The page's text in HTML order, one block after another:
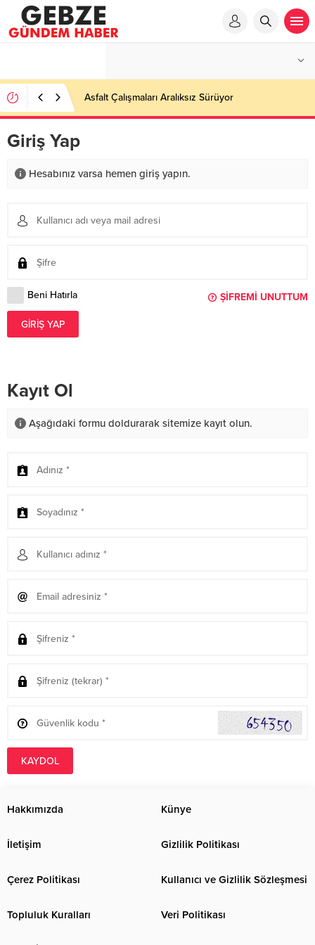
Asfalt Çalışmaları Aralıksız Sürüyor
Giriş Yap
Hesabınız varsa hemen giriş yapın.
Beni Hatırla ŞIFREMI UNUTTUM
GIRIŞ YAP
Kayıt Ol
Aşağıdaki formu doldurarak sitemize kayıt olun.
KAYDOL
Hakkımızda Künye
İletişim Gizlilik Politikası
Çerez Politikası Kullanıcı ve Gizlilik Sözleşmesi
Topluluk Kuralları Veri Politikası